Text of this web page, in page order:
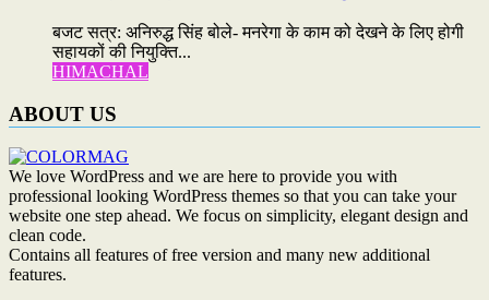
बजट सत्र: अनिरुद्ध सिंह बोले- मनरेगा के काम को देखने के लिए होगी
सहायकों की नियुक्ति...
HIMACHAL
ABOUT US
We love WordPress and we are here to provide you with
professional looking WordPress themes so that you can take your
website one step ahead. We focus on simplicity, elegant design and
clean code.
Contains all features of free version and many new additional
features.